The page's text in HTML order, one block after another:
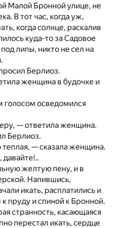
Малой Бронной улице, не
В тот час, когда уж,
когда солнце, раскалив
куда-то за Садовое
липы, никто не сел на
Берлиоз.
женщина в будочке и
осведомился
— ответила женщина.
Берлиоз.
— сказала женщина.
давайте!..
желтую пену, и в
Напившись,
икать, расплатились и
пруду и спиной к Бронной.
странность, касающаяся
перестал икать, сердце